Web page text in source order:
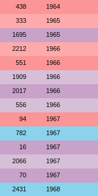
438 1964
333 1965
1695 1965
2212 1966
551 1966
1909 1966
2017 1966
556 1966
94 1967
782 1967
16 1967
2066 1967
70 1967
2431 1968